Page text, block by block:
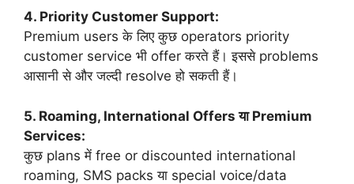
4. Priority Customer Support:
Premium users के लिए कुछ operators priority
customer service भी offer करते हैं। इससे problems
आसानी से और जल्दी resolve हो सकती हैं।
5. Roaming, International Offers या Premium
Services:
कुछ plans में free or discounted international
roaming, SMS packs या special voice/data